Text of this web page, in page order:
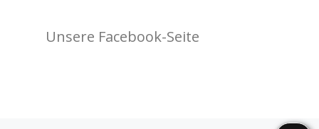
Unsere Facebook-Seite